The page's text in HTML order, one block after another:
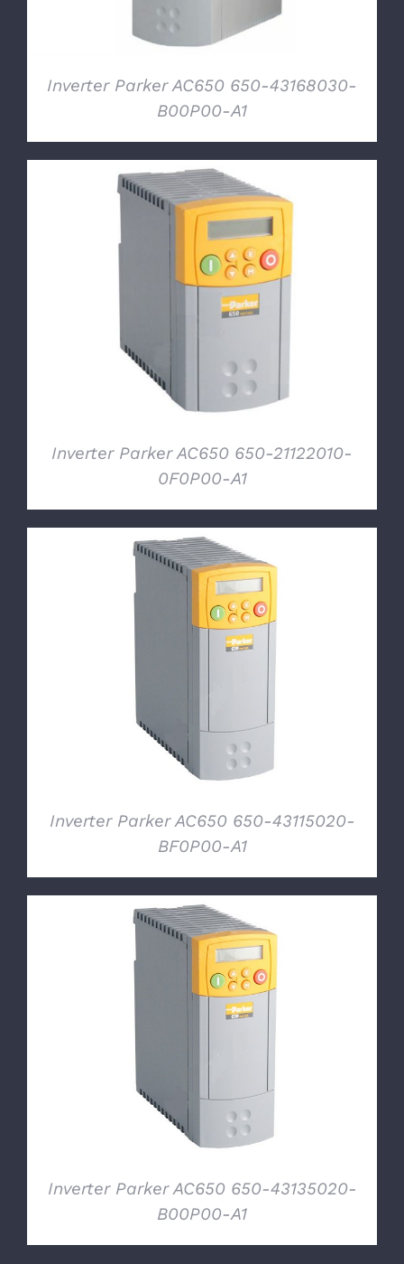
Inverter Parker AC650 650-43168030-
B00P00-A1
DETTAGLI
Inverter Parker AC650 650-21122010-
0F0P00-A1
Inverter Parker AC650 650-43115020-
BF0P00-A1
Inverter Parker AC650 650-43135020-
B00P00-A1